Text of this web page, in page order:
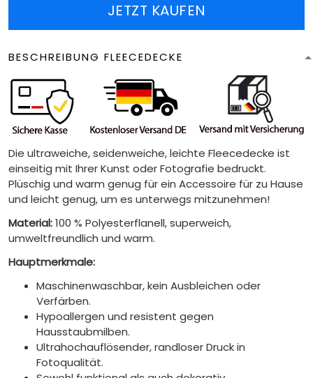
JETZT KAUFEN
BESCHREIBUNG FLEECEDECKE
Die ultraweiche, seidenweiche, leichte Fleecedecke ist
einseitig mit Ihrer Kunst oder Fotografie bedruckt.
Plüschig und warm genug für ein Accessoire für zu Hause
und leicht genug, um es unterwegs mitzunehmen!
Material:100 % Polyesterflanell, superweich,
umweltfreundlich und warm.
Hauptmerkmale:
Maschinenwaschbar, kein Ausbleichen oder
Verfärben.
Hypoallergen und resistent gegen
Hausstaubmilben.
Ultrahochauflösender, randloser Druck in
Fotoqualität.